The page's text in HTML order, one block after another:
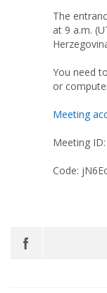
The
at 9 a.m.
You need
or
Meeting
Meeting
Code: